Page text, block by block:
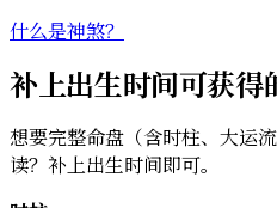
什么是神煞？
补上出生时间可获得
想要完整命盘（含时柱、大运
读？补上出生时间即可。